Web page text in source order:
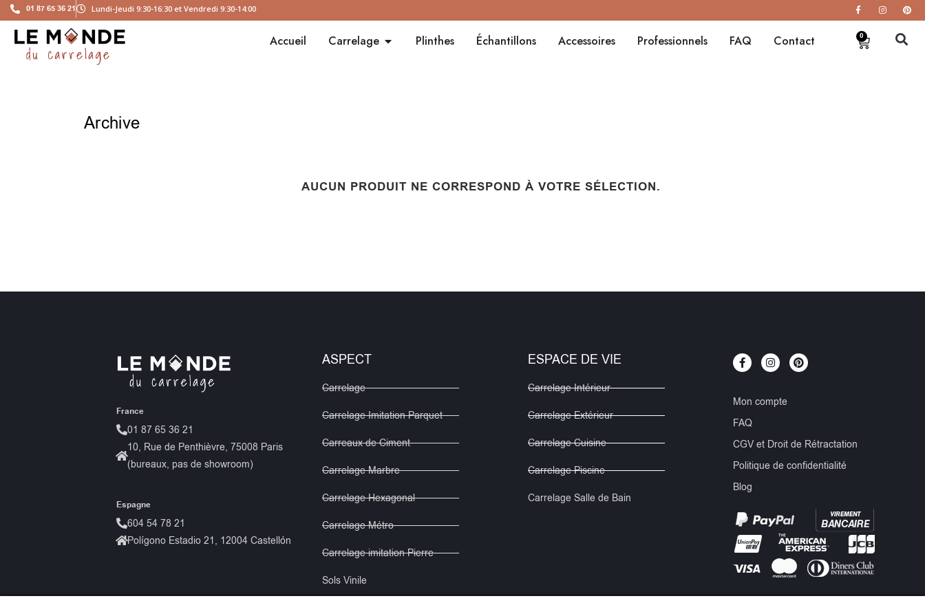
01 87 65 36 21 Lundi-Jeudi 9:30-16:30 et Vendredi 9:30-14:00
Accueil Carrelage Plinthes Échantillons Accessoires Professionnels FAQ Contact 0
Archive
AUCUN PRODUIT NE CORRESPOND À VOTRE SÉLECTION.
France
01 87 65 36 21
10, Rue de Penthièvre, 75008 Paris
(bureaux, pas de showroom)
Espagne
604 54 78 21
Polígono Estadio 21, 12004 Castellón
ASPECT
Carrelage
Carrelage Imitation Parquet
Carreaux de Ciment
Carrelage Marbre
Carrelage Hexagonal
Carrelage Métro
Carrelage imitation Pierre
Sols Vinile
ESPACE DE VIE
Carrelage Intérieur
Carrelage Extérieur
Carrelage Cuisine
Carrelage Piscine
Carrelage Salle de Bain
Mon compte
FAQ
CGV et Droit de Rétractation
Politique de confidentialité
Blog